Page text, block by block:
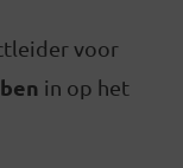
voor
in op het